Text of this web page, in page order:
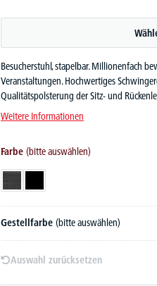
Besucherstuhl, stapelbar. Millionenfach
Veranstaltungen. Hochwertiges
Qualitätspolsterung der Sitz- und
Weitere Informationen
Farbe (bitte auswählen)
Gestellfarbe (bitte auswählen)
Auswahl zurücksetzen